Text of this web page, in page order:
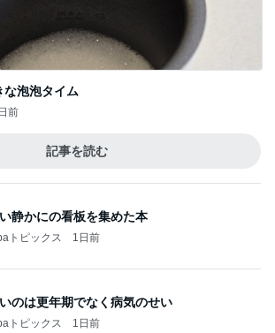
な泡泡タイム
前
記事を読む
静かにの看板を集めた本
トピックス 1日前
のは更年期でなく病気のせい
トピックス 1日前